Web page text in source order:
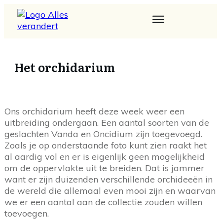
Het orchidarium
Ons orchidarium heeft deze week weer een
uitbreiding ondergaan. Een aantal soorten van de
geslachten Vanda en Oncidium zijn toegevoegd.
Zoals je op onderstaande foto kunt zien raakt het
al aardig vol en er is eigenlijk geen mogelijkheid
om de oppervlakte uit te breiden. Dat is jammer
want er zijn duizenden verschillende orchideeën in
de wereld die allemaal even mooi zijn en waarvan
we er een aantal aan de collectie zouden willen
toevoegen.